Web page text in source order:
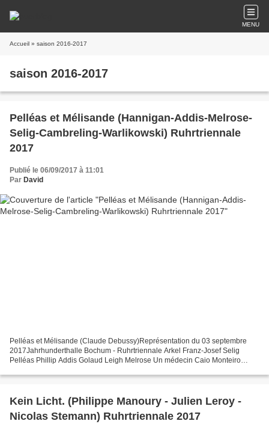
MENU
Accueil » saison 2016-2017
saison 2016-2017
Pelléas et Mélisande (Hannigan-Addis-Melrose-
Selig-Cambreling-Warlikowski) Ruhrtriennale
2017
Publié le 06/09/2017 à 11:01
Par David
Pelléas et Mélisande (Claude Debussy)Représentation du 03 septembre
2017Jahrhunderthalle Bochum - Ruhrtriennale Arkel Franz-Josef Selig
Pelléas Phillip Addis Golaud Leigh Melrose Un médecin Caio Monteiro
Kein Licht. (Philippe Manoury - Julien Leroy -
Nicolas Stemann) Ruhrtriennale 2017